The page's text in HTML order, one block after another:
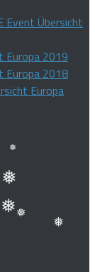
Event Übersicht
Europa 2019
Europa 2018
Europa